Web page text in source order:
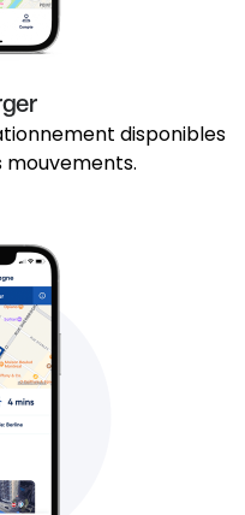
disponibles